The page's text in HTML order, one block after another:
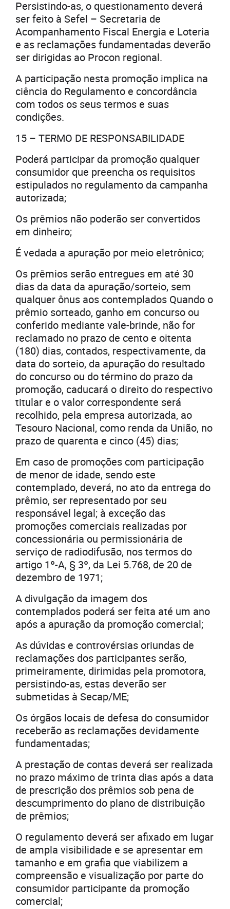
Persistindo-as, o questionamento deverá
ser feito à Sefel – Secretaria de
Acompanhamento Fiscal Energia e Loteria
e as reclamações fundamentadas deverão
ser dirigidas ao Procon regional.
A participação nesta promoção implica na
ciência do Regulamento e concordância
com todos os seus termos e suas
condições.
15 – TERMO DE RESPONSABILIDADE
Poderá participar da promoção qualquer
consumidor que preencha os requisitos
estipulados no regulamento da campanha
autorizada;
Os prêmios não poderão ser convertidos
em dinheiro;
É vedada a apuração por meio eletrônico;
Os prêmios serão entregues em até 30
dias da data da apuração/sorteio, sem
qualquer ônus aos contemplados Quando o
prêmio sorteado, ganho em concurso ou
conferido mediante vale-brinde, não for
reclamado no prazo de cento e oitenta
(180) dias, contados, respectivamente, da
data do sorteio, da apuração do resultado
do concurso ou do término do prazo da
promoção, caducará o direito do respectivo
titular e o valor correspondente será
recolhido, pela empresa autorizada, ao
Tesouro Nacional, como renda da União, no
prazo de quarenta e cinco (45) dias;
Em caso de promoções com participação
de menor de idade, sendo este
contemplado, deverá, no ato da entrega do
prêmio, ser representado por seu
responsável legal; à exceção das
promoções comerciais realizadas por
concessionária ou permissionária de
serviço de radiodifusão, nos termos do
artigo 1º-A, § 3º, da Lei 5.768, de 20 de
dezembro de 1971;
A divulgação da imagem dos
contemplados poderá ser feita até um ano
após a apuração da promoção comercial;
As dúvidas e controvérsias oriundas de
reclamações dos participantes serão,
primeiramente, dirimidas pela promotora,
persistindo-as, estas deverão ser
submetidas à Secap/ME;
Os órgãos locais de defesa do consumidor
receberão as reclamações devidamente
fundamentadas;
A prestação de contas deverá ser realizada
no prazo máximo de trinta dias após a data
de prescrição dos prêmios sob pena de
descumprimento do plano de distribuição
de prêmios;
O regulamento deverá ser afixado em lugar
de ampla visibilidade e se apresentar em
tamanho e em grafia que viabilizem a
compreensão e visualização por parte do
consumidor participante da promoção
comercial;